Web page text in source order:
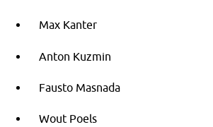
Max Kanter
Anton Kuzmin
Fausto Masnada
Wout Poels